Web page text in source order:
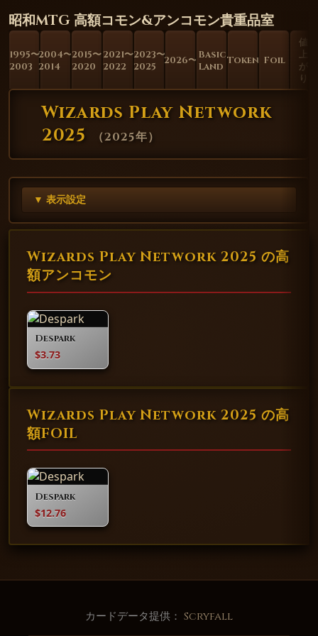
昭和MTG 高額コモン&アンコモン貴重品室
1995〜
2003
2004〜
2014
2015〜
2020
2021〜
2022
2023〜
2025
2026〜 Basic
Land Token Foil
値
上
が
り
Wizards Play Network
2025
（2025年）
▼ 表示設定
Wizards Play Network 2025 の高
額アンコモン
Despark
$3.73
Wizards Play Network 2025 の高
額FOIL
Despark
$12.76
カードデータ提供： Scryfall